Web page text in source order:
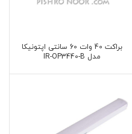
براکت 40 وات 60 سانتی اپتونیکا
مدل IR-OP3440-B